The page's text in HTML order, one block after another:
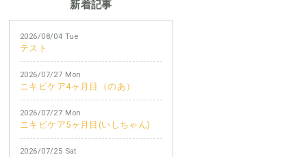
新着記事
2026/08/04 Tue
テスト
2026/07/27 Mon
ニキビケア4ヶ月目（のあ）
2026/07/27 Mon
ニキビケア5ヶ月目(いしちゃん)
2026/07/25 Sat